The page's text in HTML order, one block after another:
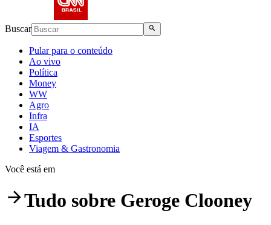
Buscar
Pular para o conteúdo
Ao vivo
Política
Money
WW
Agro
Infra
IA
Esportes
Viagem & Gastronomia
Você está em
Tudo sobre Geroge Clooney